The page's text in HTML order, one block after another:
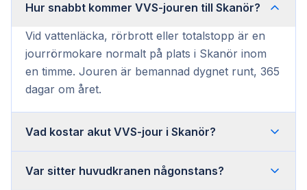
Hur snabbt kommer VVS-jouren till Skanör?
Vid vattenläcka, rörbrott eller totalstopp är en
jourrörmokare normalt på plats i Skanör inom
en timme. Jouren är bemannad dygnet runt, 365
dagar om året.
Vad kostar akut VVS-jour i Skanör?
Var sitter huvudkranen någonstans?